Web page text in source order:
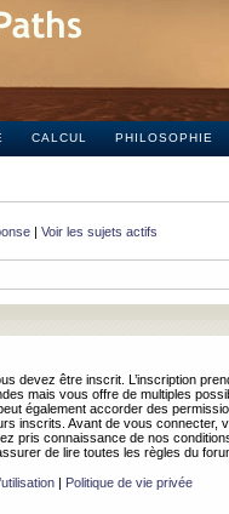
CALCUL PHILOSOPHIE
| Voir les sujets actifs
devez être inscrit. L’inscription
mais vous offre de multiples
également accorder des
inscrits. Avant de vous connecter,
pris connaissance de nos
de lire toutes les règles du
| Politique de vie privée